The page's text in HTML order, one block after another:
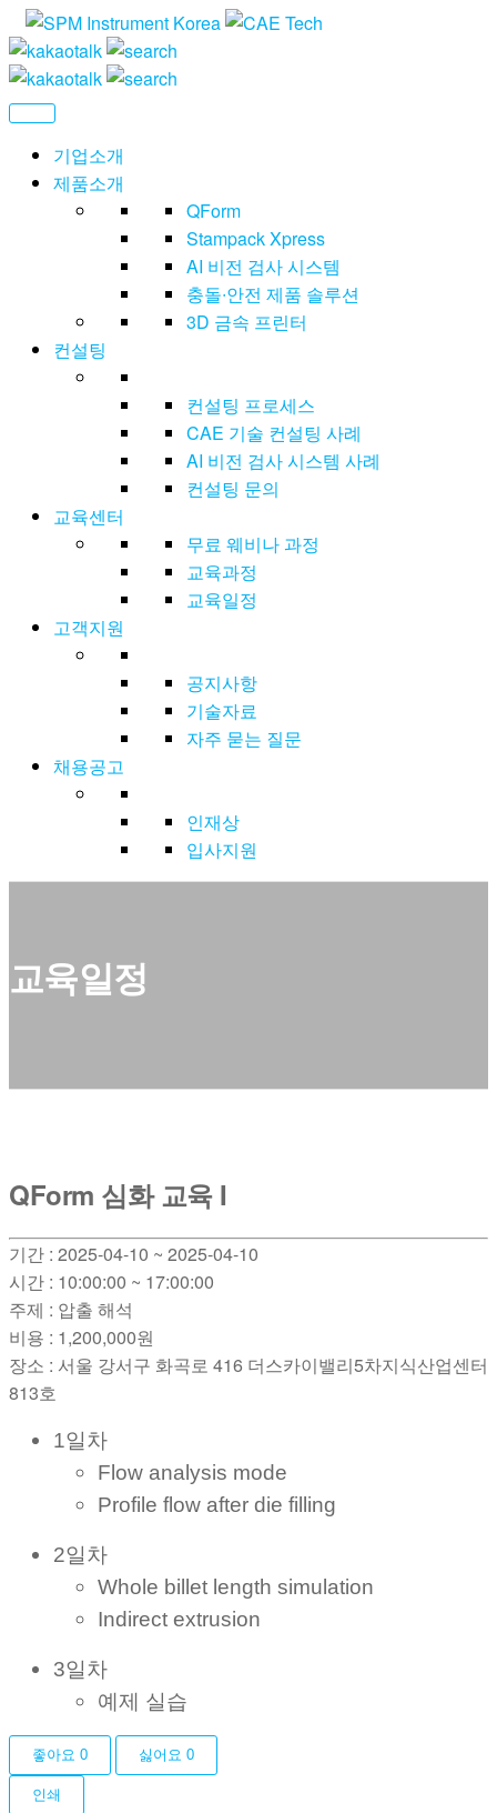
기업소개
제품소개
QForm
Stampack Xpress
AI 비전 검사 시스템
충돌∙안전 제품 솔루션
3D 금속 프린터
컨설팅
컨설팅 프로세스
CAE 기술 컨설팅 사례
AI 비전 검사 시스템 사례
컨설팅 문의
교육센터
무료 웨비나 과정
교육과정
교육일정
고객지원
공지사항
기술자료
자주 묻는 질문
채용공고
인재상
입사지원
교육일정
QForm 심화 교육 I
기간 : 2025-04-10 ~ 2025-04-10
시간 : 10:00:00 ~ 17:00:00
주제 : 압출 해석
비용 : 1,200,000원
장소 : 서울 강서구 화곡로 416 더스카이밸리5차지식산업센터
813호
1일차
Flow analysis mode
Profile flow after die filling
2일차
Whole billet length simulation
Indirect extrusion
3일차
예제 실습
좋아요 0 싫어요 0
인쇄